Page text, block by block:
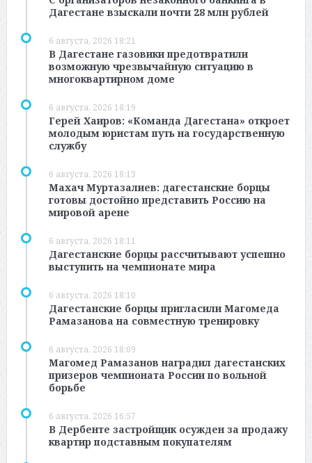
Дагестане взыскали почти 28 млн рублей
6 августа, 2026 18:21
В Дагестане газовики предотвратили
возможную чрезвычайную ситуацию в
многоквартирном доме
6 августа, 2026 18:19
Герей Хаиров: «Команда Дагестана» откроет
молодым юристам путь на государственную
службу
6 августа, 2026 18:13
Махач Муртазалиев: дагестанские борцы
готовы достойно представить Россию на
мировой арене
6 августа, 2026 18:11
Дагестанские борцы рассчитывают успешно
выступить на чемпионате мира
6 августа, 2026 18:10
Дагестанские борцы пригласили Магомеда
Рамазанова на совместную тренировку
6 августа, 2026 18:09
Магомед Рамазанов наградил дагестанских
призеров чемпионата России по вольной
борьбе
6 августа, 2026 16:57
В Дербенте застройщик осужден за продажу
квартир подставным покупателям